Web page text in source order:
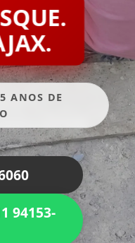
ANOS DE
94153-